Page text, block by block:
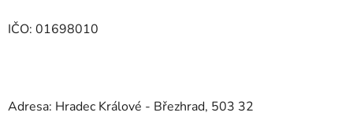
IČO: 01698010
Adresa: Hradec Králové - Březhrad, 503 32